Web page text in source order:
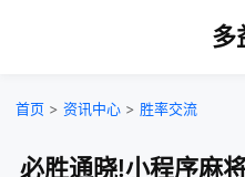
多
首页 > 资讯中心 > 胜率交流
必胜通晓!小程序麻